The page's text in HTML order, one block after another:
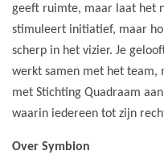
geeft ruimte, maar laat het
stimuleert initiatief, maar
scherp in het vizier. Je
werkt samen met het team,
met Stichting Quadraam
waarin iedereen tot zijn
Over Symbion